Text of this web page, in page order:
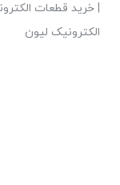
| خرید قطعات
الکترونیک لیون